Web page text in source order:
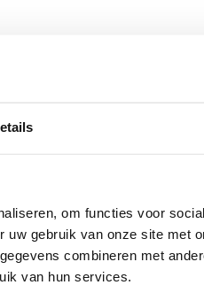
om functies voor
gebruik van onze site met
combineren met
van hun services.